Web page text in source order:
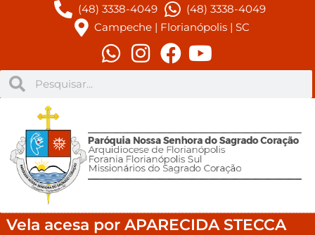
(48) 3338-4049
(48) 3338-4049
Campeche | Florianópolis | SC
Vela acesa por APARECIDA STECCA